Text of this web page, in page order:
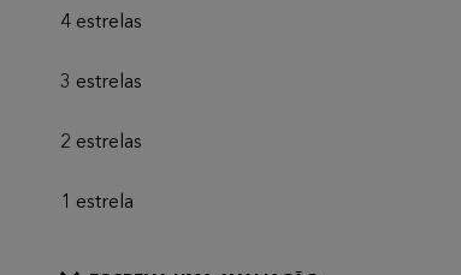
4 estrelas
3 estrelas
2 estrelas
1 estrela